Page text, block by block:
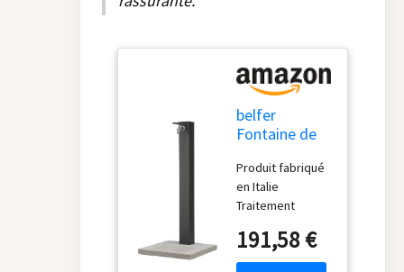
belfer
Fontaine de
robinet et
base en béton
42/QBM
Anthracite
Produit fabriqué
en Italie
Traitement
Matériaux :
aluminium et
191,58 €